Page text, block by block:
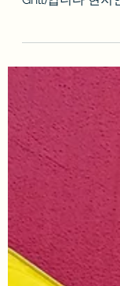
도 인기 있는 맛
선 줄 때문에 찾
식으로 한 방향으